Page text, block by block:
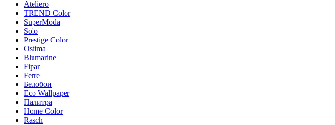
Ateliero
TREND Color
SuperModa
Solo
Prestige Color
Ostima
Blumarine
Fipar
Ferre
Белобои
Eco Wallpaper
Палитра
Home Color
Rasch